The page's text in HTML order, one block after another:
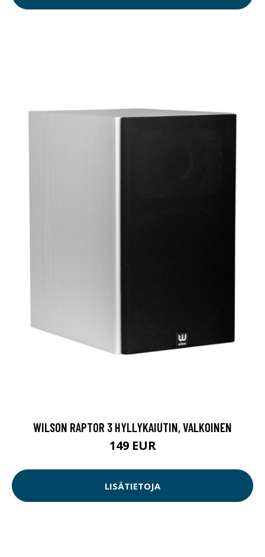
WILSON RAPTOR 3 HYLLYKAIUTIN, VALKOINEN
149 EUR
LISÄTIETOJA